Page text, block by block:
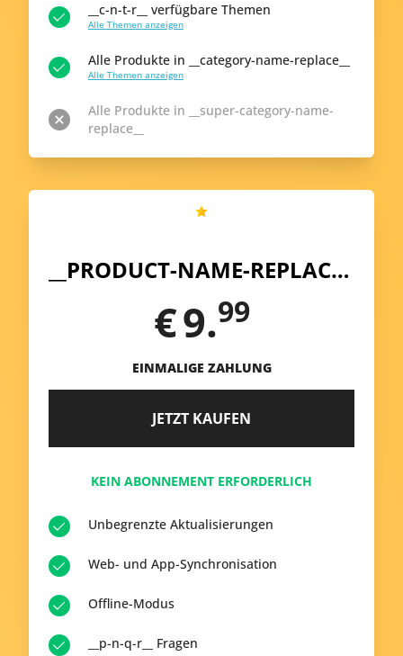
__PRODUCT-NAME-REPLACE__
€9.99
EINMALIGE ZAHLUNG
JETZT KAUFEN
KEIN ABONNEMENT ERFORDERLICH
Unbegrenzte Aktualisierungen
Web- und App-Synchronisation
Offline-Modus
__p-n-q-r__ Fragen
__c-n-t-r__ verfügbare Themen
Alle Themen anzeigen
Alle Produkte in __category-name-replace__
Alle Themen anzeigen
Alle Produkte in __super-category-name-
replace__